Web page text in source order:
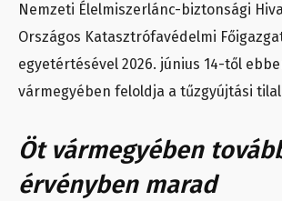
Nemzeti Élelmiszerlánc-biztonsági
Országos Katasztrófavédelmi
egyetértésével 2026. június 14-től
vármegyében feloldja a tűzgyújtási
Öt vármegyében
érvényben marad